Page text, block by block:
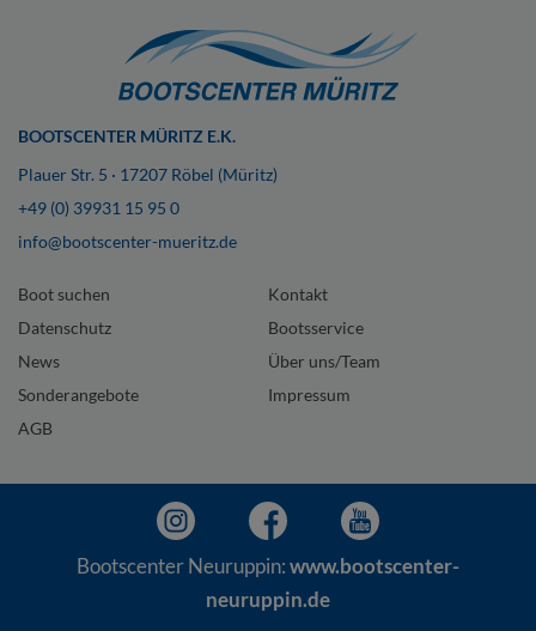
BOOTSCENTER MÜRITZ E.K.
Plauer Str. 5 · 17207 Röbel (Müritz)
+49 (0) 39931 15 95 0
info@bootscenter-mueritz.de
Boot suchen
Kontakt
Datenschutz
Bootsservice
News
Über uns/Team
Sonderangebote
Impressum
AGB
Bootscenter Neuruppin:www.bootscenter-
neuruppin.de